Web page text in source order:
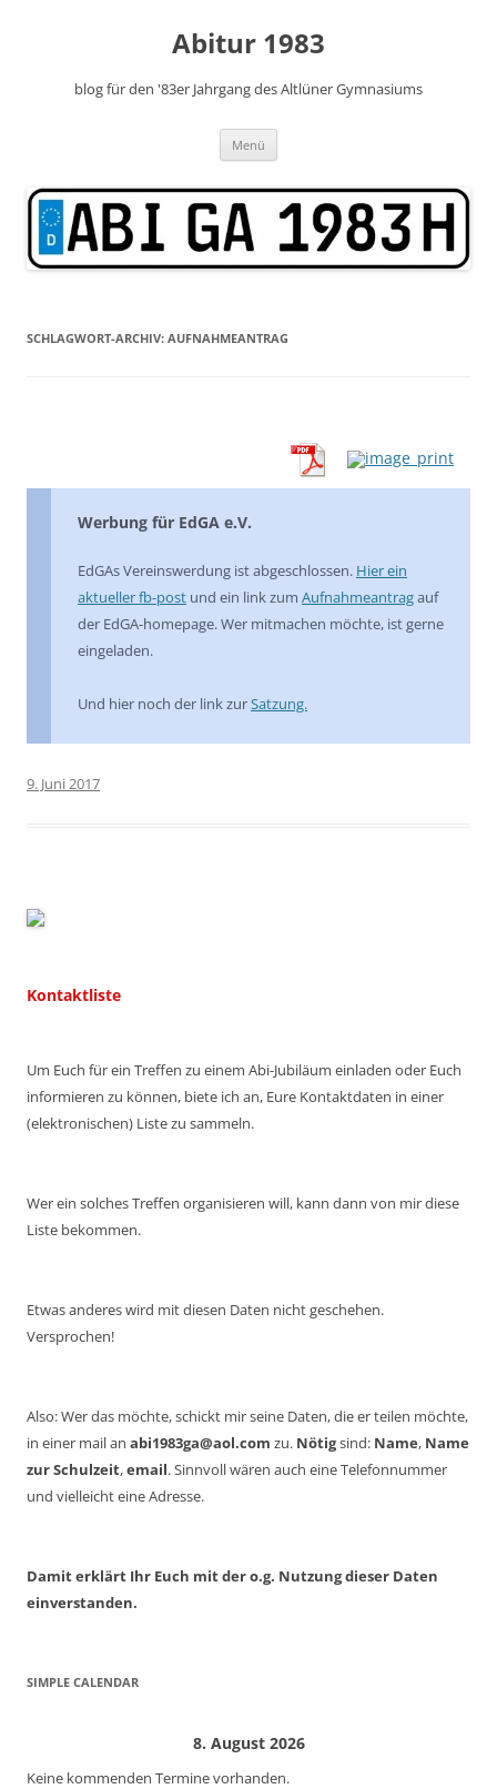
Abitur 1983
blog für den '83er Jahrgang des Altlüner Gymnasiums
Menü
SCHLAGWORT-ARCHIV: AUFNAHMEANTRAG
Werbung für EdGA e.V.
EdGAs Vereinswerdung ist abgeschlossen. Hier ein
aktueller fb-post und ein link zum Aufnahmeantragauf
der EdGA-homepage. Wer mitmachen möchte, ist gerne
eingeladen.
Und hier noch der link zurSatzung.
9. Juni 2017
Kontaktliste
Um Euch für ein Treffen zu einem Abi-Jubiläum einladen oder Euch
informieren zu können, biete ich an, Eure Kontaktdaten in einer
(elektronischen) Liste zu sammeln.
Wer ein solches Treffen organisieren will, kann dann von mir diese
Liste bekommen.
Etwas anderes wird mit diesen Daten nicht geschehen.
Versprochen!
Also: Wer das möchte, schickt mir seine Daten, die er teilen möchte,
in einer mail an abi1983ga@aol.com zu. Nötigsind: Name, Name
zur Schulzeit,email. Sinnvoll wären auch eine Telefonnummer
und vielleicht eine Adresse.
Damit erklärt Ihr Euch mit der o.g. Nutzung dieser Daten
einverstanden.
SIMPLE CALENDAR
8. August 2026
Keine kommenden Termine vorhanden.